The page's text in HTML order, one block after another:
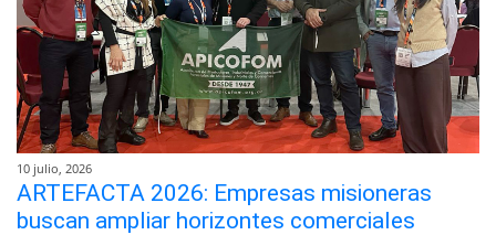
10 julio, 2026
ARTEFACTA 2026: Empresas misioneras
buscan ampliar horizontes comerciales